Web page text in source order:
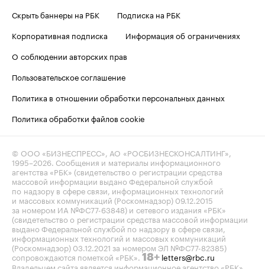
Скрыть баннеры на РБК
Подписка на РБК
Корпоративная подписка
Информация об ограничениях
О соблюдении авторских прав
Пользовательское соглашение
Политика в отношении обработки персональных данных
Политика обработки файлов cookie
© ООО «БИЗНЕСПРЕСС», АО «РОСБИЗНЕСКОНСАЛТИНГ»,
1995–2026 . Сообщения и материалы информационного
агентства «РБК» (свидетельство о регистрации средства
массовой информации выдано Федеральной службой
по надзору в сфере связи, информационных технологий
и массовых коммуникаций (Роскомнадзор) 09.12.2015
за номером ИА №ФС77-63848) и сетевого издания «РБК»
(свидетельство о регистрации средства массовой информации
выдано Федеральной службой по надзору в сфере связи,
информационных технологий и массовых коммуникаций
(Роскомнадзор) 03.12.2021 за номером ЭЛ №ФС77-82385)
сопровождаются пометкой «РБК». 18+ letters@rbc.ru
Владельцем сайта является информационное агентство «РБК».